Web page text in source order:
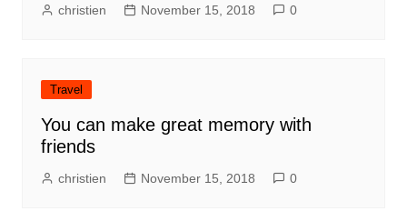
christien November 15, 2018 0
Travel
You can make great memory with
friends
christien November 15, 2018 0